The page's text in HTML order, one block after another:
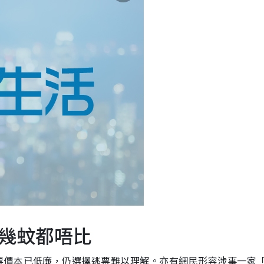
蚊都唔比
本已低廉，仍選擇逃票難以理解。亦有網民形容涉事一家